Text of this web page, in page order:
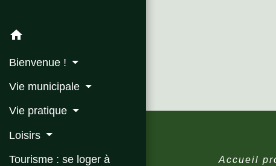
home
Bienvenue !
Vie municipale
Vie pratique
Loisirs
Tourisme : se loger à
Accueil